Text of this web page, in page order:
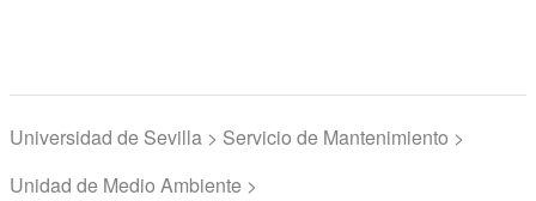
Universidad de Sevilla > Servicio de Mantenimiento >
Unidad de Medio Ambiente >